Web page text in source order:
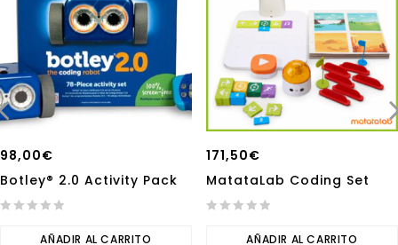
98,00€
Botley® 2.0 Activity Pack
AÑADIR AL CARRITO
171,50€
MatataLab Coding Set
AÑADIR AL CARRITO